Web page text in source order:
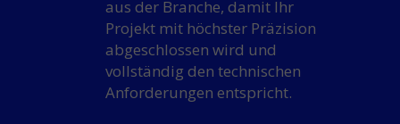
aus der Branche, damit Ihr
Projekt mit höchster Präzision
abgeschlossen wird und
vollständig den technischen
Anforderungen entspricht.